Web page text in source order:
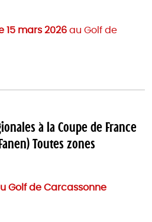
15 mars 2026 au Golf de
à la Coupe de France
Toutes zones
Golf de Carcassonne